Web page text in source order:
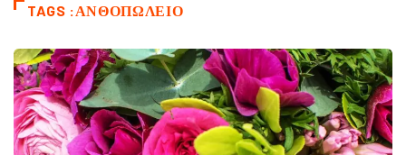
TAGS :ΑΝΘΟΠΩΛΕΊΟ